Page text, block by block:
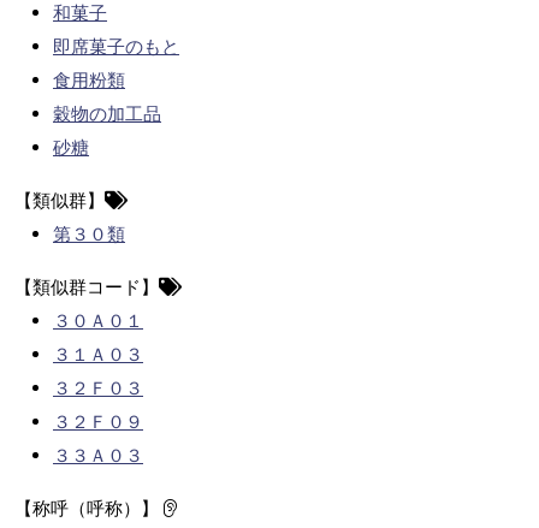
和菓子
即席菓子のもと
食用粉類
穀物の加工品
砂糖
【類似群】
第３０類
【類似群コード】
３０Ａ０１
３１Ａ０３
３２Ｆ０３
３２Ｆ０９
３３Ａ０３
【称呼（呼称）】